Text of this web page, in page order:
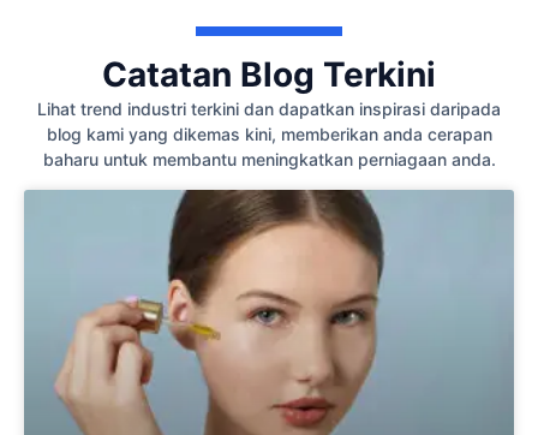
Catatan Blog Terkini
Lihat trend industri terkini dan dapatkan inspirasi daripada
blog kami yang dikemas kini, memberikan anda cerapan
baharu untuk membantu meningkatkan perniagaan anda.